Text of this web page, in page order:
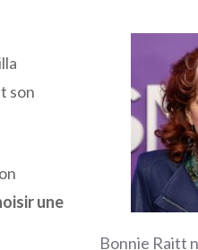
son
une
Bonnie Raitt